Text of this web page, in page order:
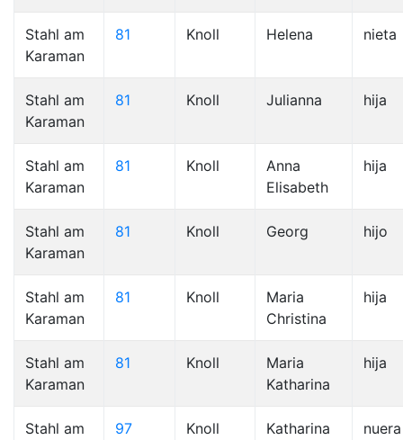
Stahl am
Karaman
81 Knoll Helena nieta
Stahl am
Karaman
81 Knoll Julianna hija
Stahl am
Karaman
81 Knoll
Anna
Elisabeth
hija
Stahl am
Karaman
81 Knoll Georg hijo
Stahl am
Karaman
81 Knoll
Maria
Christina
hija
Stahl am
Karaman
81 Knoll
Maria
Katharina
hija
Stahl am
97 Knoll
Katharina
nuera